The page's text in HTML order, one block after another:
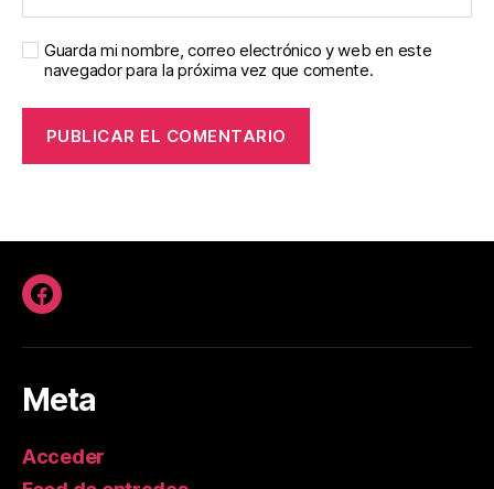
Guarda mi nombre, correo electrónico y web en este
navegador para la próxima vez que comente.
Facebook
Meta
Acceder